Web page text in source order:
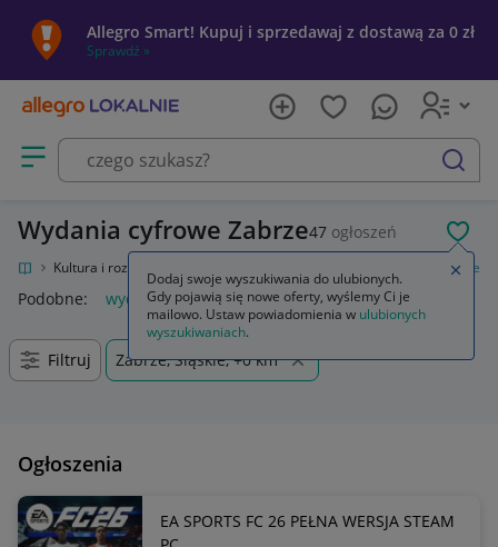
Allegro Smart! Kupuj i sprzedawaj z dostawą za 0 zł
Sprawdź »
Otwórz menu z kategoriami
szukaj
Wydania cyfrowe Zabrze47 ogłoszeń
Kultura i rozrywka Wydania cyfrowe
Podobne: wydania cyfrowe
Filtruj Zabrze, Śląskie, +0 km
Ogłoszenia
EA SPORTS FC 26 PEŁNA WERSJA STEAM
Dodaj swoje wyszukiwania do ulubionych.
Gdy pojawią się nowe oferty, wyślemy Ci je
mailowo. Ustaw powiadomienia w ulubionych
wyszukiwaniach.